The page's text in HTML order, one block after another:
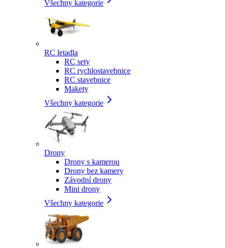
Všechny kategorie
RC letadla
RC sety
RC rychlostavebnice
RC stavebnice
Makety
Všechny kategorie
Drony
Drony s kamerou
Drony bez kamery
Závodní drony
Mini drony
Všechny kategorie